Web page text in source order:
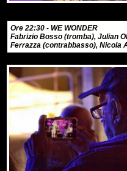
Ore 22:30 - WE WONDER
Fabrizio Bosso (tromba), Julian
Ferrazza (contrabbasso), Nicola